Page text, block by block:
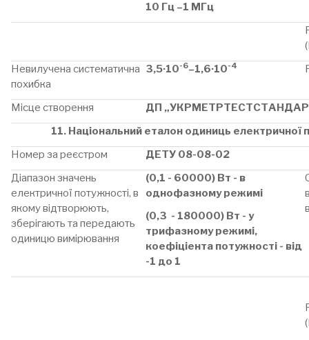
10 Гц –1 МГц
Невилучена систематична
похибка
3,5·10-6–1,6·10-4
Місце створення
ДП
11. Національний еталон одиниць електричної
Номер за реєстром
ДЕТУ 08-08-02
Діапазон значень
електричної потужності, в
якому відтворюють,
зберігають та передають
одиницю вимірювання
(0,1 - 60000) Вт - в
однофазному режимі
(0,3 - 180000) Вт - у
трифазному режимі,
коефіціента потужності - від
-1 до 1